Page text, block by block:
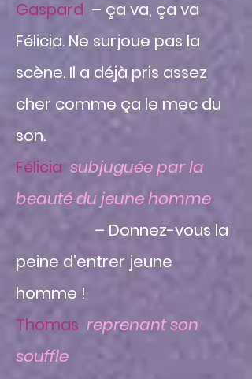
Gaspard – ça va, ça va
Félicia. Ne surjoue pas la
scène. Il a déjà pris assez
cher comme ça le mec du
son.
Félicia subjuguée par la
beauté du jeune homme
– Donnez-vous la
peine d’entrer jeune
homme !
Thomas reprenant son
souffle